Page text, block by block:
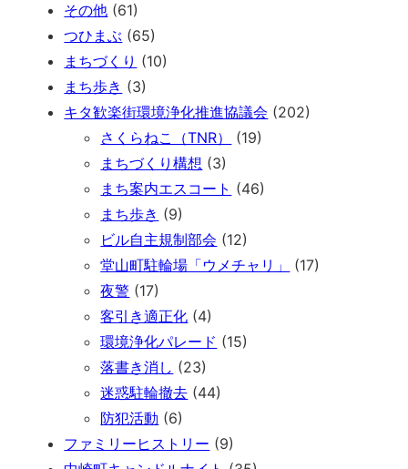
その他 (61)
つひまぶ (65)
まちづくり (10)
まち歩き (3)
キタ歓楽街環境浄化推進協議会 (202)
さくらねこ（TNR）
(19)
まちづくり構想 (3)
まち案内エスコート (46)
まち歩き (9)
ビル自主規制部会 (12)
堂山町駐輪場「ウメチャリ」
(17)
夜警 (17)
客引き適正化 (4)
環境浄化パレード (15)
落書き消し (23)
迷惑駐輪撤去 (44)
防犯活動 (6)
ファミリーヒストリー (9)